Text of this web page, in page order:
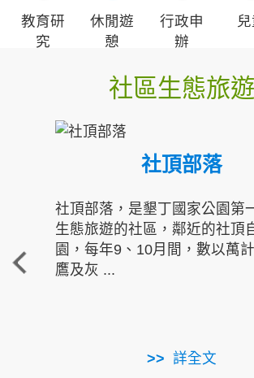
教育研
究
休閒遊
憩
行政申
辦
社區生態旅遊
社頂部落
社頂部落，是墾丁國家公園第
生態旅遊的社區，鄰近的社頂
園，每年9、10月間，數以萬
鷹及灰 ...
詳全文